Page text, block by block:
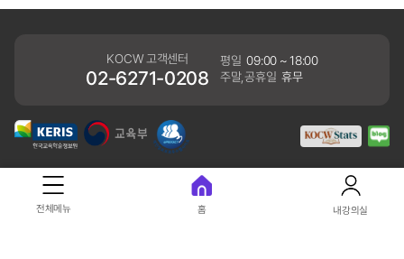
KOCW 고객센터
02-6271-0208
평일 09:00 ~ 18:00
주말,공휴일 휴무
개인정보처리방침
41061 대구광역시 동구 동내로 64 (동내동 1119) 우)41061
전체메뉴 홈 내강의실